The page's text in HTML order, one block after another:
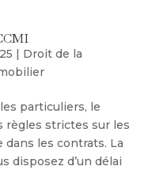
| Droit de la
particuliers, le
règles strictes sur les
les contrats. La
disposez d’un délai